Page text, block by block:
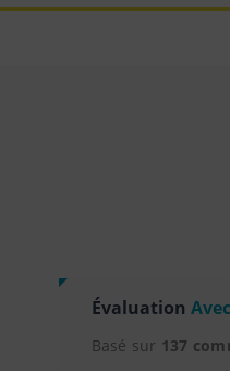
Évaluation
Basé sur 137